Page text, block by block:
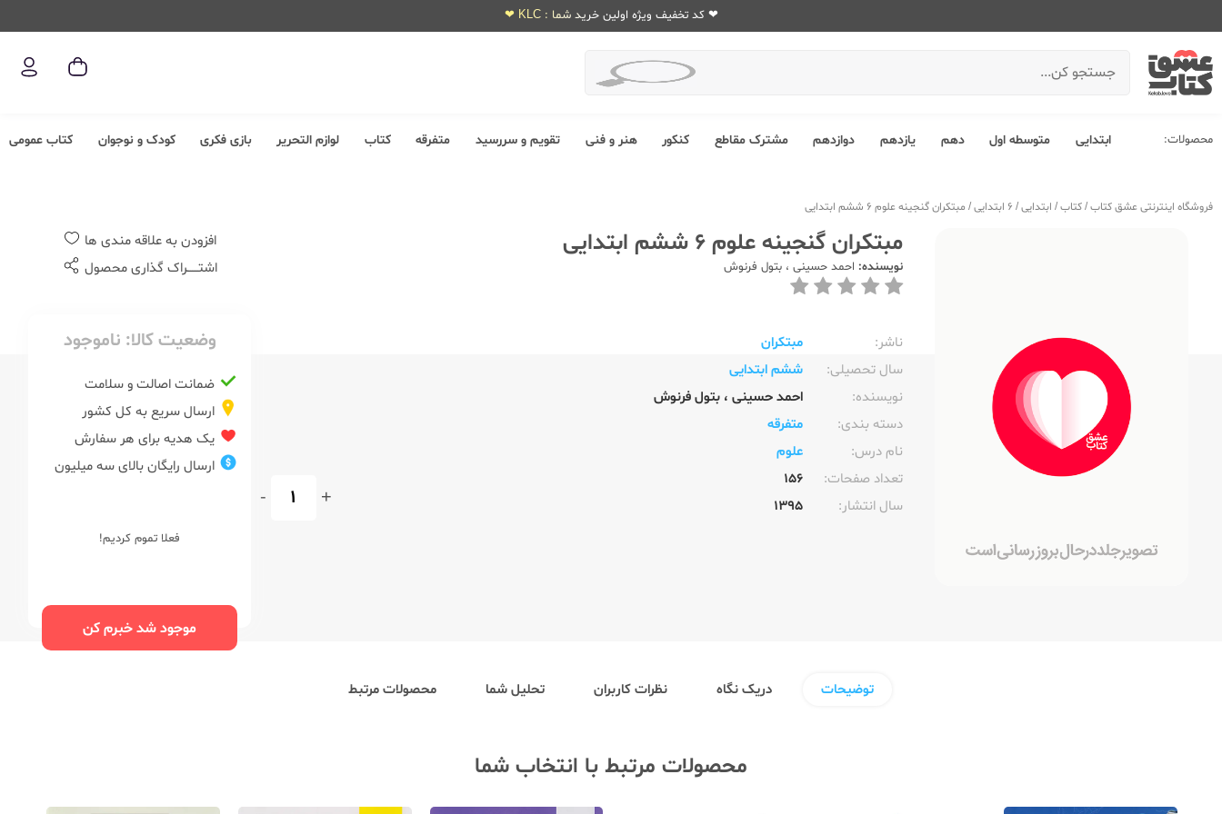
❤ کد تخفیف ویژه اولین خرید شما : KLC ❤
محصولات: ابتدایی متوسطه اول دهم یازدهم دوازدهم مشترک مقاطع کنکور هنر و فنی تقویم و سررسید متفرقه کتاب لوازم التحریر بازی فکری کودک و نوجوان کتاب عمومی
فروشگاه اینترنتی عشق کتاب/کتاب/ ابتدایی/ 6 ابتدایی / مبتکران گنجینه علوم 6 ششم ابتدایی
مبتکران گنجینه علوم 6 ششم ابتدایی
نویسنده: احمد حسینی ، بتول فرنوش
ناشر:‌
مبتکران
سال تحصیلی:‌
ششم ابتدایی
نویسنده:‌
احمد حسینی ، بتول فرنوش
دسته بندی:
متفرقه
نام درس:
علوم
تعداد صفحات:‌
156
سال انتشار:‌
1395
+
-
افزودن به علاقه مندی ها
اشتــــــراک گذاری محصول
وضعیت کالا: ناموجود
ضمانت اصالت و سلامت
ارسال سریع به کل کشور
یک هدیه برای هر سفارش
ارسال رایگان بالای سه میلیون
فعلا تموم کردیم!
موجود شد خبرم کن
توضیحات دریک نگاه نظرات کاربران تحلیل شما محصولات مرتبط
محصولات مرتبط با انتخاب شما